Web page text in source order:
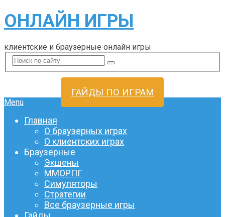
ОНЛАЙН ИГРЫ
клиентские и браузерные онлайн игры
ГАЙДЫ ПО ИГРАМ
Menu
Главная
О браузерных играх
О клиентских играх
Браузерные
Экшены
ММОРПГ
Симуляторы
Стратегии
Все браузерные игры